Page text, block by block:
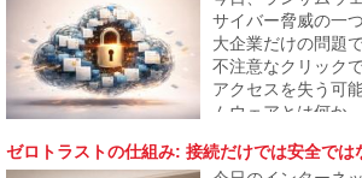
サイバー脅威の一
大企業だけの問題
不注意なクリック
アクセスを失う可
ムウェアとは何か
小企業にもますま
ゼロトラストの仕組み: 接続だけでは安全では